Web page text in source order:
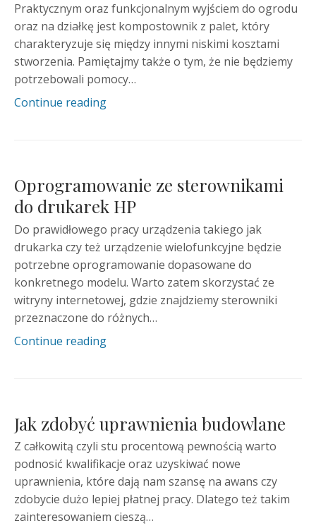
Praktycznym oraz funkcjonalnym wyjściem do ogrodu
oraz na działkę jest kompostownik z palet, który
charakteryzuje się między innymi niskimi kosztami
stworzenia. Pamiętajmy także o tym, że nie będziemy
potrzebowali pomocy…
Continue reading
Oprogramowanie ze sterownikami
do drukarek HP
Do prawidłowego pracy urządzenia takiego jak
drukarka czy też urządzenie wielofunkcyjne będzie
potrzebne oprogramowanie dopasowane do
konkretnego modelu. Warto zatem skorzystać ze
witryny internetowej, gdzie znajdziemy sterowniki
przeznaczone do różnych…
Continue reading
Jak zdobyć uprawnienia budowlane
Z całkowitą czyli stu procentową pewnością warto
podnosić kwalifikacje oraz uzyskiwać nowe
uprawnienia, które dają nam szansę na awans czy
zdobycie dużo lepiej płatnej pracy. Dlatego też takim
zainteresowaniem cieszą…